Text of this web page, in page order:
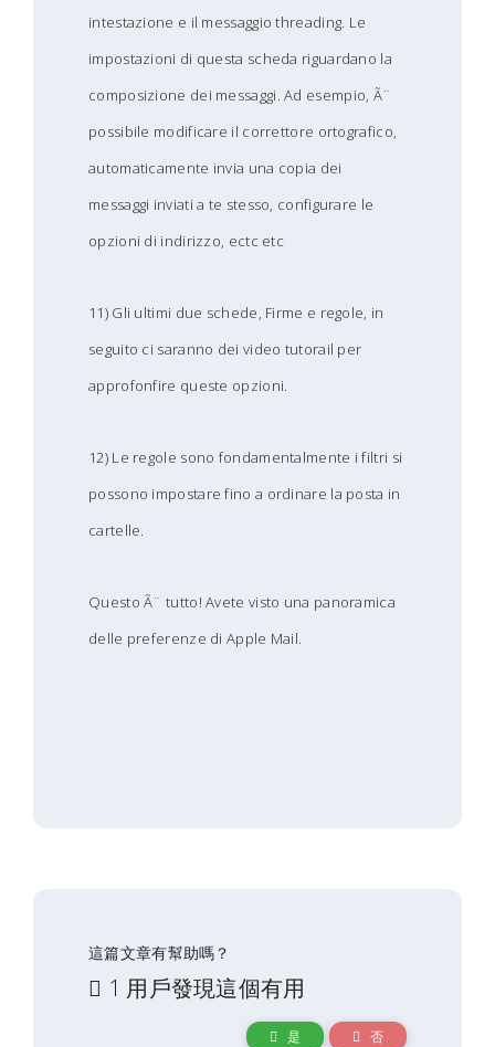
intestazione e il messaggio threading. Le
impostazioni di questa scheda riguardano la
composizione dei messaggi. Ad esempio, Ã¨
possibile modificare il correttore ortografico,
automaticamente invia una copia dei
messaggi inviati a te stesso, configurare le
opzioni di indirizzo, ectc etc
11) Gli ultimi due schede, Firme e regole, in
seguito ci saranno dei video tutorail per
approfonfire queste opzioni.
12) Le regole sono fondamentalmente i filtri si
possono impostare fino a ordinare la posta in
cartelle.
Questo Ã¨ tutto! Avete visto una panoramica
delle preferenze di Apple Mail.
這篇文章有幫助嗎？
1 用戶發現這個有用
是 否